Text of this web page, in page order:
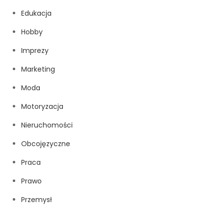
Edukacja
Hobby
Imprezy
Marketing
Moda
Motoryzacja
Nieruchomości
Obcojęzyczne
Praca
Prawo
Przemysł